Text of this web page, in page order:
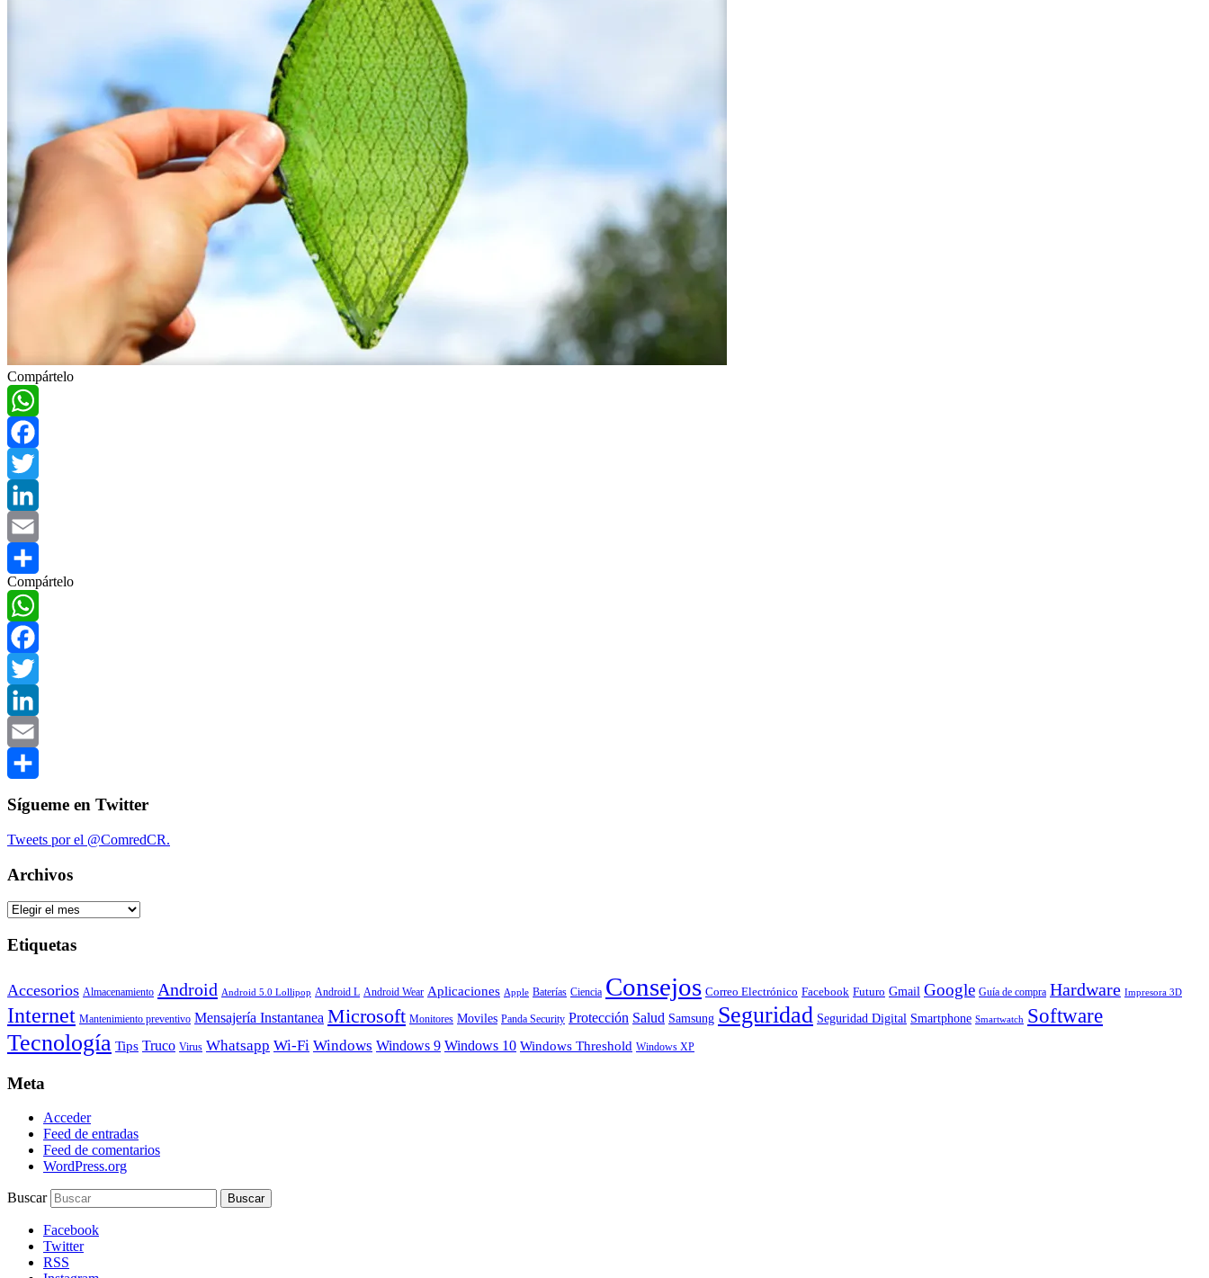
Compártelo
WhatsApp
Facebook
Twitter
LinkedIn
Email
Compartir
Compártelo
WhatsApp
Facebook
Twitter
LinkedIn
Email
Compartir
Sígueme en Twitter
Tweets por el @ComredCR.
Archivos
Archivos
Etiquetas
Accesorios Almacenamiento Android Android 5.0 Lollipop Android L Android Wear Aplicaciones Apple Baterías Ciencia Consejos Correo Electrónico Facebook Futuro Gmail Google Guía de compra Hardware Impresora 3D
Internet Mantenimiento preventivo Mensajería Instantanea Microsoft Monitores Moviles Panda Security Protección Salud Samsung Seguridad Seguridad Digital Smartphone Smartwatch Software
Tecnología Tips Truco Virus Whatsapp Wi-Fi Windows Windows 9 Windows 10 Windows Threshold Windows XP
Meta
Acceder
Feed de entradas
Feed de comentarios
WordPress.org
Buscar
Facebook
Twitter
RSS